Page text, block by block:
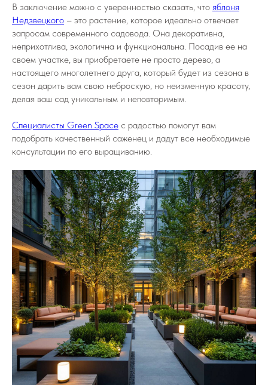
В заключение можно с уверенностью сказать, что яблоня
Недзвецкого – это растение, которое идеально отвечает
запросам современного садовода. Она декоративна,
неприхотлива, экологична и функциональна. Посадив ее на
своем участке, вы приобретаете не просто дерево, а
настоящего многолетнего друга, который будет из сезона в
сезон дарить вам свою неброскую, но неизменную красоту,
делая ваш сад уникальным и неповторимым.
Специалисты Green Space с радостью помогут вам
подобрать качественный саженец и дадут все необходимые
консультации по его выращиванию.